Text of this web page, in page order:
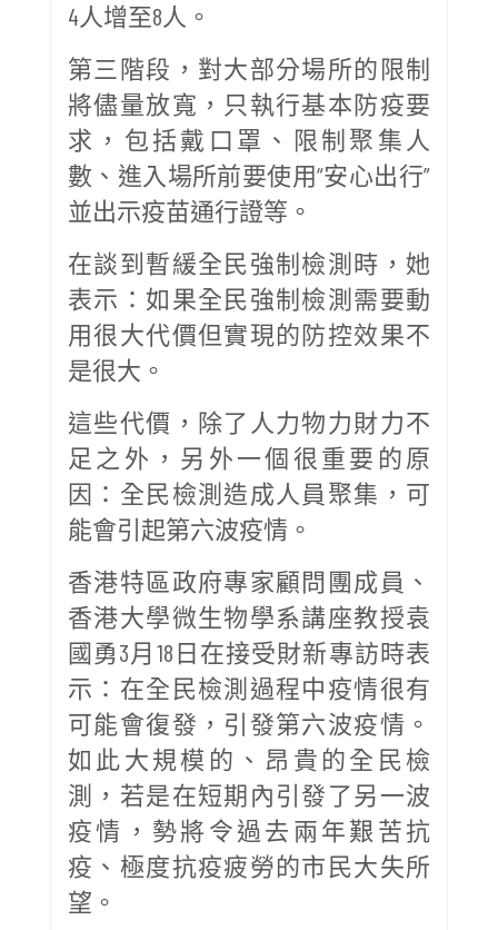
4人增至8人。
第三階段，對大部分場所的限制
將儘量放寬，只執行基本防疫要
求，包括戴口罩、限制聚集人
數、進入場所前要使用“安心出行”
並出示疫苗通行證等。
在談到暫緩全民強制檢測時，她
表示：如果全民強制檢測需要動
用很大代價但實現的防控效果不
是很大。
這些代價，除了人力物力財力不
足之外，另外一個很重要的原
因：全民檢測造成人員聚集，可
能會引起第六波疫情。
香港特區政府專家顧問團成員、
香港大學微生物學系講座教授袁
國勇3月18日在接受財新專訪時表
示：在全民檢測過程中疫情很有
可能會復發，引發第六波疫情。
如此大規模的、昂貴的全民檢
測，若是在短期內引發了另一波
疫情，勢將令過去兩年艱苦抗
疫、極度抗疫疲勞的市民大失所
望。